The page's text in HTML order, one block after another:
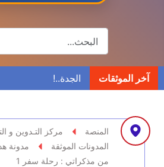
مدونة ابراهيم البراعم
عاملة
مدونة احمد ابراهيم
البحث
آخر الموثقات
المنصة
مركز التـدوين و
المدونات الموثقة
مدونة
من مذكراتي : رحلة سفر 1